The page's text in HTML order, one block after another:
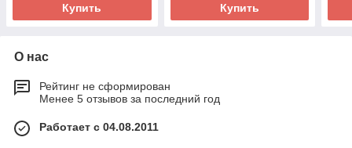
Купить Купить
О нас
Рейтинг не сформирован
Менее 5 отзывов за последний год
Работает с 04.08.2011